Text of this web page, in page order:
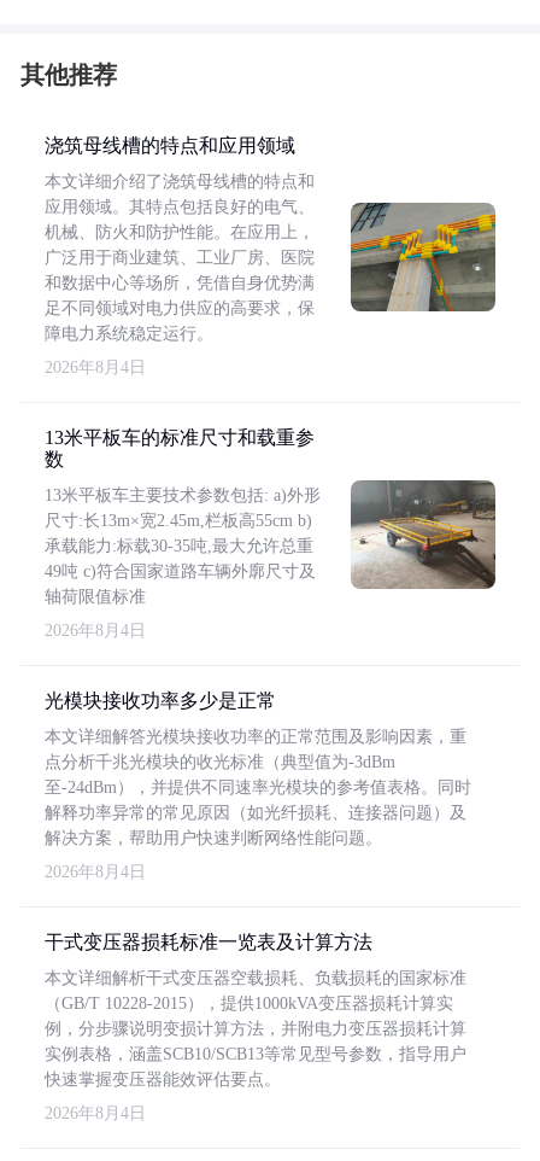
其他推荐
浇筑母线槽的特点和应用领域
本文详细介绍了浇筑母线槽的特点和
应用领域。其特点包括良好的电气、
机械、防火和防护性能。在应用上，
广泛用于商业建筑、工业厂房、医院
和数据中心等场所，凭借自身优势满
足不同领域对电力供应的高要求，保
障电力系统稳定运行。
2026年8月4日
13米平板车的标准尺寸和载重参
数
13米平板车主要技术参数包括: a)外形
尺寸:长13m×宽2.45m,栏板高55cm b)
承载能力:标载30-35吨,最大允许总重
49吨 c)符合国家道路车辆外廓尺寸及
轴荷限值标准
2026年8月4日
光模块接收功率多少是正常
本文详细解答光模块接收功率的正常范围及影响因素，重
点分析千兆光模块的收光标准（典型值为-3dBm
至-24dBm），并提供不同速率光模块的参考值表格。同时
解释功率异常的常见原因（如光纤损耗、连接器问题）及
解决方案，帮助用户快速判断网络性能问题。
2026年8月4日
干式变压器损耗标准一览表及计算方法
本文详细解析干式变压器空载损耗、负载损耗的国家标准
（GB/T 10228-2015），提供1000kVA变压器损耗计算实
例，分步骤说明变损计算方法，并附电力变压器损耗计算
实例表格，涵盖SCB10/SCB13等常见型号参数，指导用户
快速掌握变压器能效评估要点。
2026年8月4日